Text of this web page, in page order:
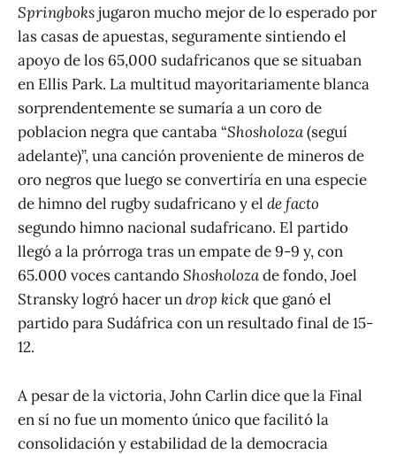
Springboksjugaron mucho mejor de lo esperado por
las casas de apuestas, seguramente sintiendo el
apoyo de los 65,000 sudafricanos que se situaban
en Ellis Park. La multitud mayoritariamente blanca
sorprendentemente se sumaría a un coro de
poblacion negra que cantaba “Shosholoza(seguí
adelante)”, una canción proveniente de mineros de
oro negros que luego se convertiría en una especie
de himno del rugby sudafricano y el de facto
segundo himno nacional sudafricano. El partido
llegó a la prórroga tras un empate de 9-9 y, con
65.000 voces cantandoShosholozade fondo, Joel
Stransky logró hacer undrop kickque ganó el
partido para Sudáfrica con un resultado final de 15-
12.
A pesar de la victoria, John Carlin dice que la Final
en sí no fue un momento único que facilitó la
consolidación y estabilidad de la democracia